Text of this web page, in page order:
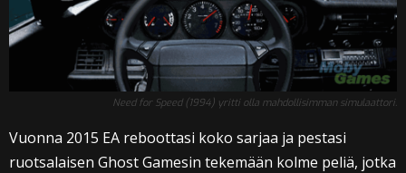
Need for Speed (1994) yritti olla mahdollisimman simulaattori.
Vuonna 2015 EA reboottasi koko sarjaa ja pestasi
ruotsalaisen Ghost Gamesin tekemään kolme peliä, jotka